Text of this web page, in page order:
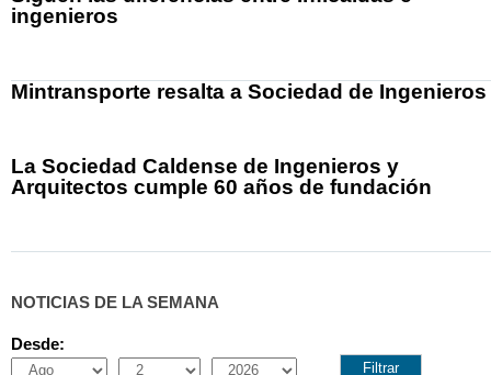
ingenieros
Mintransporte resalta a Sociedad de Ingenieros
La Sociedad Caldense de Ingenieros y
Arquitectos cumple 60 años de fundación
NOTICIAS DE LA SEMANA
Desde:
Month
Day Year